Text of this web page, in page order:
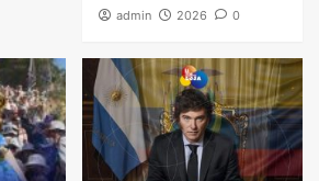
admin 2026 0